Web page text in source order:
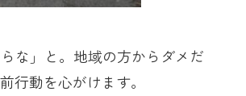
らな」と。地域の方からダメだ
行動を心がけます。